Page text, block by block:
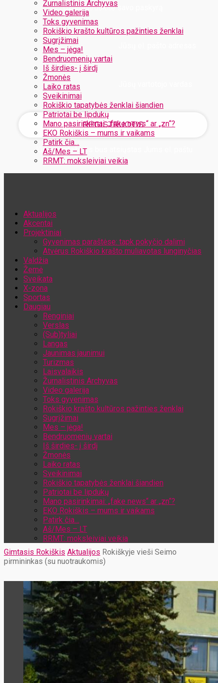
Žurnalistinis Archyvas
Video galerija
Toks gyvenimas
Rokiškio krašto kultūros pažinties ženklai
Sugrįžimai
Mes – jėga!
Bendruomenių vartai
Iš širdies- į širdį
Žmonės
Laiko ratas
Sveikinimai
Rokiškio tapatybės ženklai šiandien
Patriotai be lipdukų
Mano pasirinkimai: „fake news“ ar „zn“?
EKO Rokiškis – mums ir vaikams
Patirk čia…
Aš/Mes – LT
RRMT: moksleiviai veikia
Užregistruokite savo paskyrą
Jūsų slaptažodis bus atsiųstas Jums el. paštu
Aktualijos
Akcentai
Projektiniai
Gyvenimas paraštėse: tapk pokyčio dalimi
Atvėrus Rokiškio krašto muliavotas lunginyčias
Valdžia
Žemė
Sveikata
X-zona
Sportas
Daugiau
Renginiai
Verslas
(Sub)tyliai
Langas
Jaunimas jaunimui
Turizmas
Laisvalaikis
Žurnalistinis Archyvas
Video galerija
Toks gyvenimas
Rokiškio krašto kultūros pažinties ženklai
Sugrįžimai
Mes – jėga!
Bendruomenių vartai
Iš širdies- į širdį
Žmonės
Laiko ratas
Sveikinimai
Rokiškio tapatybės ženklai šiandien
Patriotai be lipdukų
Mano pasirinkimai: „fake news“ ar „zn“?
EKO Rokiškis – mums ir vaikams
Patirk čia…
Aš/Mes – LT
RRMT: moksleiviai veikia
Gimtasis Rokiškis Aktualijos Rokiškyje vieši Seimo
pirmininkas (su nuotraukomis)